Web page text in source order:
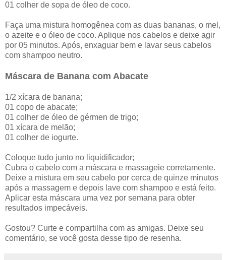
01 colher de sopa de óleo de coco.
Faça uma mistura homogênea com as duas bananas, o mel,
o azeite e o óleo de coco. Aplique nos cabelos e deixe agir
por 05 minutos. Após, enxaguar bem e lavar seus cabelos
com shampoo neutro.
Máscara de Banana com Abacate
1/2 xícara de banana;
01 copo de abacate;
01 colher de óleo de gérmen de trigo;
01 xícara de melão;
01 colher de iogurte.
Coloque tudo junto no liquidificador;
Cubra o cabelo com a máscara e massageie corretamente.
Deixe a mistura em seu cabelo por cerca de quinze minutos
após a massagem e depois lave com shampoo e está feito.
Aplicar esta máscara uma vez por semana para obter
resultados impecáveis.
Gostou? Curte e compartilha com as amigas. Deixe seu
comentário, se você gosta desse tipo de resenha.